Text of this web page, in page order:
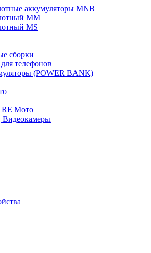
аккумуляторы MNB
MM
MS
сборки
телефонов
(POWER BANK)
RE Мото
Видеокамеры